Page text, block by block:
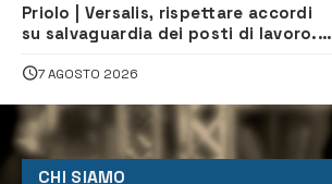
Priolo | Versalis, rispettare accordi
su salvaguardia dei posti di lavoro. Il
7 AGOSTO 2026
CHI SIAMO